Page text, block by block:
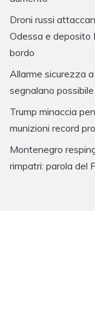
Droni russi
Odessa e deposito
bordo
Allarme sicurezza
segnalano
Trump minaccia
munizioni record
Montenegro
rimpatri: parola del